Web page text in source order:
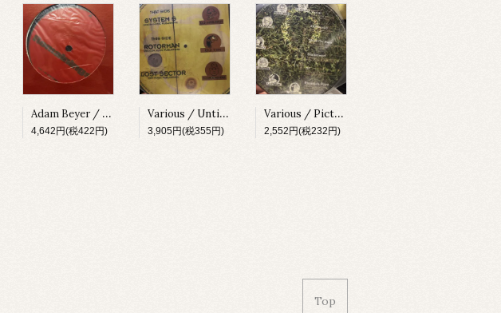
Adam Beyer / Remainings [CODERED03][1997]
4,642円(税422円)
Various / Untitled [X-010][1996]
3,905円(税355円)
Various / Picture Disc [X-020][1997]
2,552円(税232円)
Top